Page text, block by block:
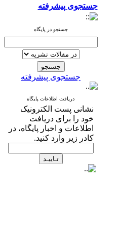
جستجوی پیشرفته
جستجو در پایگاه
جستجوی پیشرفته
دریافت اطلاعات پایگاه
نشانی پست الکترونیک
خود را برای دریافت
اطلاعات و اخبار پایگاه، در
کادر زیر وارد کنید.